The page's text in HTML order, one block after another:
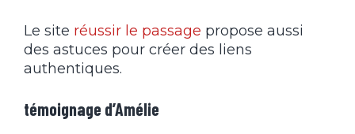
Le site réussir le passage propose aussi
des astuces pour créer des liens
authentiques.
témoignage d’Amélie